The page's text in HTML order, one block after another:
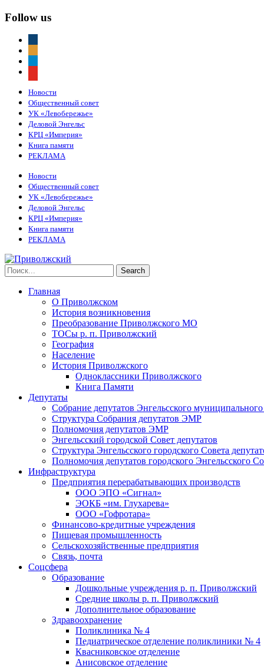
Follow us
Новости
Общественный совет
УК «Левобережье»
Деловой Энгельс
КРЦ «Империя»
Книга памяти
РЕКЛАМА
Новости
Общественный совет
УК «Левобережье»
Деловой Энгельс
КРЦ «Империя»
Книга памяти
РЕКЛАМА
Главная
О Приволжском
История возникновения
Преобразование Приволжского МО
ТОСы р. п. Приволжский
География
Население
История Приволжского
Одноклассники Приволжского
Книга Памяти
Депутаты
Собрание депутатов Энгельсского
Структура Собрания депутатов ЭМР
Полномочия депутатов ЭМР
Энгельсский городской Совет депутатов
Структура Энгельсского городского Совета
Полномочия депутатов городского Энгельсского
Инфраструктура
Предприятия перерабатывающих производств
ООО ЭПО «Сигнал»
ЭОКБ «им. Глухарева»
ООО «Гофротара»
Финансово-кредитные учреждения
Пищевая промышленность
Сельскохозяйственные предприятия
Связь, почта
Соцсфера
Образование
Дошкольные учреждения р. п. Приволжский
Средние школы р. п. Приволжский
Дополнительное образование
Здравоохранение
Поликлиника № 4
Педиатрическое отделение поликлиники № 4
Квасниковское отделение
Анисовское отделение